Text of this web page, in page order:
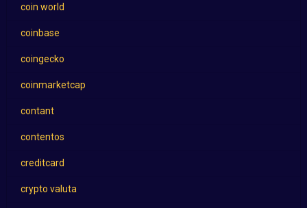
coin world
coinbase
coingecko
coinmarketcap
contant
contentos
creditcard
crypto valuta